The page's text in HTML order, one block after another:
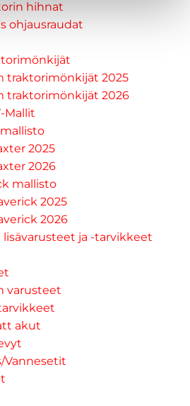
hihnat
ohjausraudat
traktorimönkijät 2025
traktorimönkijät 2026
Mallit
2025
2026
mallisto
2025
2026
ja -tarvikkeet
varusteet
akut
Vannesetit